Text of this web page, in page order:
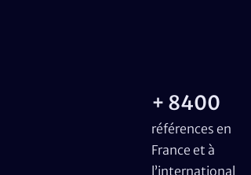
+ 8400
références en
France et à
l’international